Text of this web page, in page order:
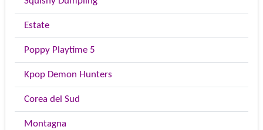
Estate
Poppy Playtime 5
Kpop Demon Hunters
Corea del Sud
Montagna